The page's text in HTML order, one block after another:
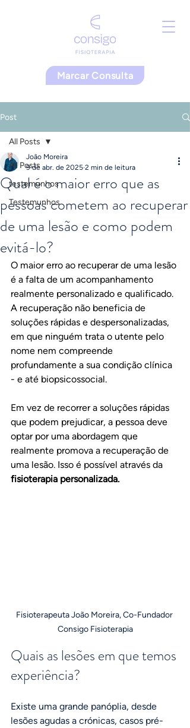
Marcar Consulta
Post
All Posts
testemunhos
Testemunhos
All Posts
Qual é o maior erro que as
pessoas cometem ao recuperar
de uma lesão e como podem
evitá-lo?
João Moreira
9 de abr. de 2025 2 min de leitura
O maior erro ao recuperar de uma lesão
é a falta de um acompanhamento
realmente personalizado e qualificado.
A recuperação não beneficia de
soluções rápidas e despersonalizadas,
em que ninguém trata o utente pelo
nome nem compreende
profundamente a sua condição clínica
- e até biopsicossocial.
Em vez de recorrer a soluções rápidas
que podem prejudicar, a pessoa deve
optar por uma abordagem que
realmente promova a recuperação de
uma lesão. Isso é possível através da
fisioterapia personalizada.
Fisioterapeuta João Moreira, Co-Fundador
Consigo Fisioterapia
Quais as lesões em que temos
experiência?
Existe uma grande panóplia, desde
lesões agudas a crónicas, casos pré-